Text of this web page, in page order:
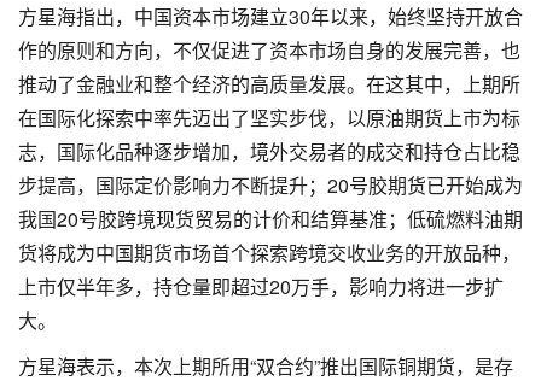
方星海指出，中国资本市场建立30年以来，始终坚持开放合
作的原则和方向，不仅促进了资本市场自身的发展完善，也
推动了金融业和整个经济的高质量发展。在这其中，上期所
在国际化探索中率先迈出了坚实步伐，以原油期货上市为标
志，国际化品种逐步增加，境外交易者的成交和持仓占比稳
步提高，国际定价影响力不断提升；20号胶期货已开始成为
我国20号胶跨境现货贸易的计价和结算基准；低硫燃料油期
货将成为中国期货市场首个探索跨境交收业务的开放品种，
上市仅半年多，持仓量即超过20万手，影响力将进一步扩
大。
方星海表示，本次上期所用“双合约”推出国际铜期货，是存